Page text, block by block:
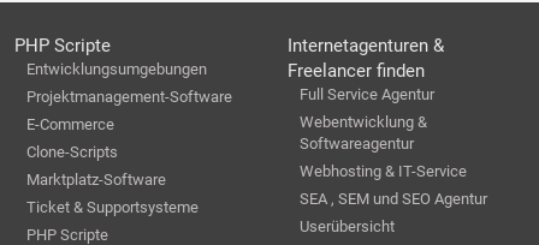
PHP Scripte
Entwicklungsumgebungen
Projektmanagement-Software
E-Commerce
Clone-Scripts
Marktplatz-Software
Ticket & Supportsysteme
PHP Scripte
Internetagenturen &
Freelancer finden
Full Service Agentur
Webentwicklung &
Softwareagentur
Webhosting & IT-Service
SEA , SEM und SEO Agentur
Userübersicht